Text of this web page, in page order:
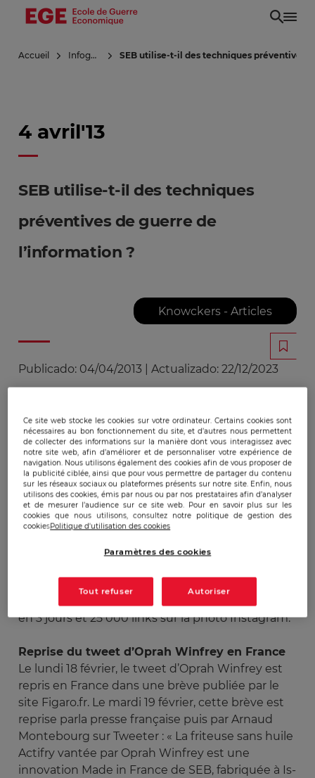
Aller
principal
Accueil Infoguerre SEB utilise-t-il des techniques préventives
4 avril'13
SEB utilise-t-il des techniques
préventives de guerre de
l’information ?
Knowckers - Articles
Publicado: 04/04/2013 Actualizado: 22/12/2023
Le vendredi 15 février 2013, Oprah Winfrey,
présentatrice adulée de la télévision américaine,
tweetait à ses 16 millions de followers : « This
machine… T-Fal Actifry has changed my life. And
they are not paying me to say it » et publiait sur
Instagram une photo d’elle avec la fameuse
friteuse sans huile Actifry de SEB (vendue sous la
marque T-Fal aux Etats-Unis). Selon l’
, le taux d’interaction de ce tweet et de
en 3 jours et 25 000 links sur la photo Instagram.
Reprise du tweet d’Oprah Winfrey en France
Le lundi 18 février, le tweet d’Oprah Winfrey est
repris en France dans une brève publiée par le
site Figaro.fr. Le mardi 19 février, cette brève est
reprise parla presse française puis par Arnaud
Montebourg sur Tweeter : « La friteuse sans huile
Actifry vantée par Oprah Winfrey est une
innovation Made in France de SEB, fabriquée à Is-
Ce site web stocke les cookies sur votre ordinateur. Certains cookies sont
nécessaires au bon fonctionnement du site, et d’autres nous permettent
de collecter des informations sur la manière dont vous interagissez avec
notre site web, afin d’améliorer et de personnaliser votre expérience de
navigation. Nous utilisons également des cookies afin de vous proposer de
la publicité ciblée, ainsi que pour vous permettre de partager du contenu
sur les réseaux sociaux ou plateformes présents sur notre site. Enfin, nous
utilisons des cookies, émis par nous ou par nos prestataires afin d’analyser
et de mesurer l’audience sur ce site web. Pour en savoir plus sur les
cookies que nous utilisons, consultez notre politique de gestion des
cookiesPolitique d'utilisation des cookies
Paramètres des cookies
Tout refuser Autoriser